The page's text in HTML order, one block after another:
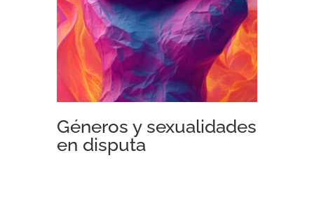
Géneros y sexualidades
en disputa